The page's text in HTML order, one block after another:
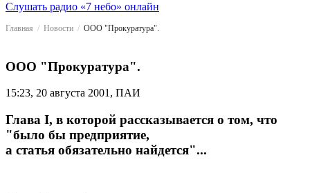
Слушать радио «7 небо» онлайн
Главная Новости ООО "Прокуратура".
ООО "Прокуратура".
15:23, 20 августа 2001, ПАИ
Глава I, в которой рассказывается о том, что
"было бы предприятие,
а статья обязательно найдется"...